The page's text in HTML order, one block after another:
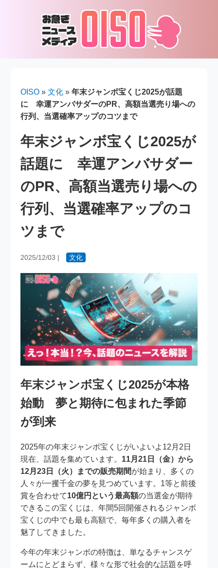
OISO »文化 »年末ジャンボ宝くじ2025が話題
に 幸運アンバサダーのPR、高額当選売り場への
行列、当選確率アップのコツまで
年末ジャンボ宝くじ2025が
話題に 幸運アンバサダー
のPR、高額当選売り場への
行列、当選確率アップのコ
ツまで
2025/12/03 | 文化
年末ジャンボ宝くじ2025が本格
始動 夢と期待に包まれた季節
が到来
2025年の年末ジャンボ宝くじがいよいよ12月2日
現在、話題を集めています。 11月21日（金）から
12月23日（火）までの販売期間が始まり、多くの
人々が一攫千金の夢を見つめています。1等と前後
賞を合わせて10億円という最高額の当選金が期待
できるこの宝くじは、年間5回開催されるジャンボ
宝くじの中でも最も高額で、毎年多くの購入者を
魅了してきました。
今年の年末ジャンボの特徴は、単なるチャンスゲ
ームにとどまらず、様々な形で社会的な話題を呼